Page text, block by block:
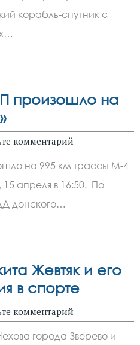
корабль-спутник с
произошло на
комментарий
на 995 км трассы М-4
апреля в 16:50. По
донского…
Жевтяк и его
в спорте
комментарий
города Зверево и